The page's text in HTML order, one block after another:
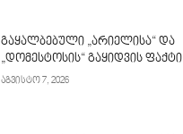
გაყალბებული „არიელისა“ და
„დომესტოსის“ გაყიდვის ფაქტი
აგვისტო 7, 2026